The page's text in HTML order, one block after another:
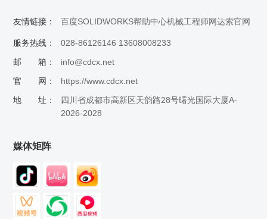
友情链接： 百度SOLIDWORKS帮助中心机械工程师网达索官网
服务热线：
028-86126146 13608008233
邮 箱：
info@cdcx.net
官 网：
https://www.cdcx.net
地 址：
四川省成都市高新区天韵路28号曙光国际大厦A-
2026-2028
媒体矩阵